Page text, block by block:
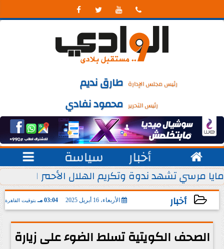
   
رئيس مجلس الإدارة طارق نديم
رئيس التحرير محمود نفادي
 أخبار سياسة 
يوليو من كل عام
مايا مرسي تشهد ندوة وتكريم الهلال الأحمر
أخبار الأربعاء، 16 أبريل 2025 03:04 مـ بتوقيت القاهرة
2025-04-16 15:04:57
الصحف الكويتية تسلط الضوء على زيارة